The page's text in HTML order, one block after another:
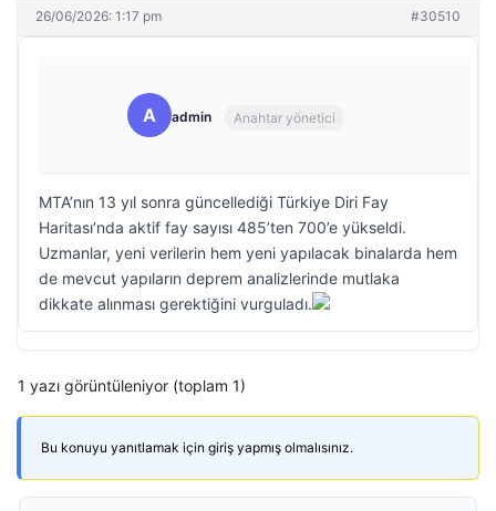
26/06/2026: 1:17 pm #30510
A admin Anahtar yönetici
MTA’nın 13 yıl sonra güncellediği Türkiye Diri Fay
Haritası’nda aktif fay sayısı 485’ten 700’e yükseldi.
Uzmanlar, yeni verilerin hem yeni yapılacak binalarda hem
de mevcut yapıların deprem analizlerinde mutlaka
dikkate alınması gerektiğini vurguladı.
1 yazı görüntüleniyor (toplam 1)
Bu konuyu yanıtlamak için giriş yapmış olmalısınız.